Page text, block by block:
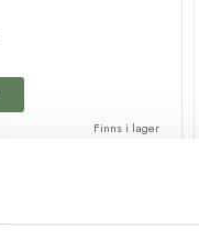
Finns i lager